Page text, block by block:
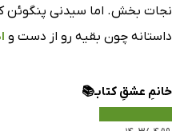
نجات بخش. اما سیدنی پنگوئن
داستانه چون بقیه رو از دست و
خانمِ عشقِ کتابـ📚